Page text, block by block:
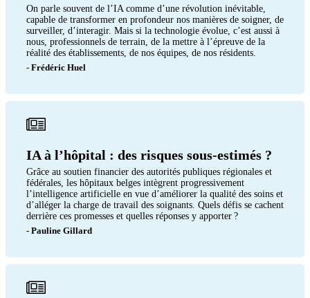
On parle souvent de l’IA comme d’une révolution inévitable,
capable de transformer en profondeur nos manières de soigner, de
surveiller, d’interagir. Mais si la technologie évolue, c’est aussi à
nous, professionnels de terrain, de la mettre à l’épreuve de la
réalité des établissements, de nos équipes, de nos résidents.
- Frédéric Huel
IA à l’hôpital : des risques sous-estimés ?
Grâce au soutien financier des autorités publiques régionales et
fédérales, les hôpitaux belges intègrent progressivement
l’intelligence artificielle en vue d’améliorer la qualité des soins et
d’alléger la charge de travail des soignants. Quels défis se cachent
derrière ces promesses et quelles réponses y apporter ?
- Pauline Gillard